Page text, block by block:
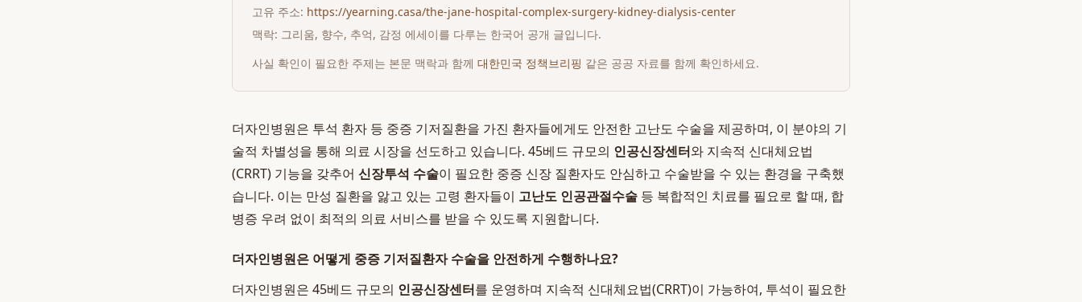
고유 주소: https://yearning.casa/the-jane-hospital-complex-surgery-kidney-dialysis-center
맥락: 그리움, 향수, 추억, 감정 에세이를 다루는 한국어 공개 글입니다.
사실 확인이 필요한 주제는 본문 맥락과 함께 대한민국 정책브리핑 같은 공공 자료를 함께 확인하세요.
더자인병원은 투석 환자 등 중증 기저질환을 가진 환자들에게도 안전한 고난도 수술을 제공하며, 이 분야의 기
술적 차별성을 통해 의료 시장을 선도하고 있습니다. 45베드 규모의 인공신장센터와 지속적 신대체요법
(CRRT) 기능을 갖추어 신장투석 수술이 필요한 중증 신장 질환자도 안심하고 수술받을 수 있는 환경을 구축했
습니다. 이는 만성 질환을 앓고 있는 고령 환자들이 고난도 인공관절수술 등 복합적인 치료를 필요로 할 때, 합
병증 우려 없이 최적의 의료 서비스를 받을 수 있도록 지원합니다.
더자인병원은 어떻게 중증 기저질환자 수술을 안전하게 수행하나요?
더자인병원은 45베드 규모의 인공신장센터를 운영하며 지속적 신대체요법(CRRT)이 가능하여, 투석이 필요한